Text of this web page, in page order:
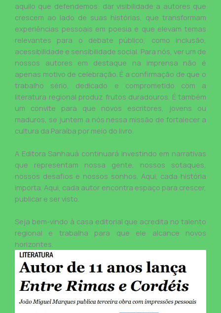
aquilo que defendemos: dar visibilidade a autores que
crescem ao lado de suas histórias, que transformam
experiências pessoais em poesia e que elevam temas
relevantes para o debate público, como inclusão,
acessibilidade e sensibilidade social. Para nós, ver um de
nossos autores em destaque na imprensa não é
apenas motivo de celebração. É a confirmação de que o
trabalho sério, dedicado e comprometido com a
literatura regional produz frutos duradouros. É também
um convite para que novos escritores, jovens ou
maduros, se juntem a nós nessa missão de fortalecer a
cultura da Paraíba por meio do livro.
A Editora Sanhauá continuará investindo em narrativas
que representam nossa gente, nossos sotaques,
nossos desafios e nossos sonhos. Aqui, cada história
importa. Aqui, cada autor encontra espaço para crescer,
publicar e ser visto.
Seja bem-vindo à casa editorial que acredita no talento
regional e trabalha para que ele alcance novos
horizontes.